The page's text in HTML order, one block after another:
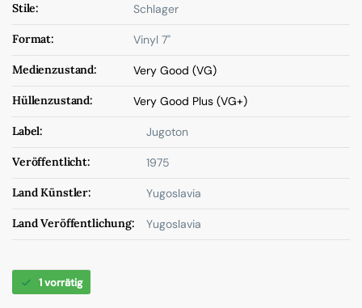
Stile: Schlager
Format: Vinyl 7"
Medienzustand: Very Good (VG)
Hüllenzustand: Very Good Plus (VG+)
Label: Jugoton
Veröffentlicht: 1975
Land Künstler: Yugoslavia
Land Veröffentlichung: Yugoslavia
1 vorrätig